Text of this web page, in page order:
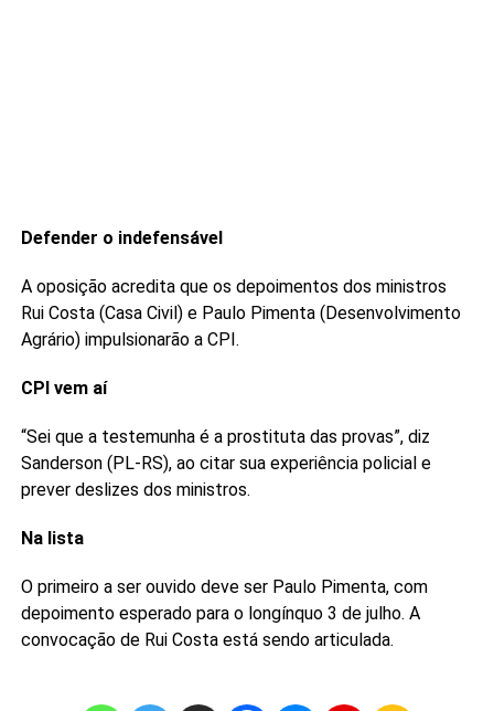
Defender o indefensável
A oposição acredita que os depoimentos dos ministros
Rui Costa (Casa Civil) e Paulo Pimenta (Desenvolvimento
Agrário) impulsionarão a CPI.
CPI vem aí
“Sei que a testemunha é a prostituta das provas”, diz
Sanderson (PL-RS), ao citar sua experiência policial e
prever deslizes dos ministros.
Na lista
O primeiro a ser ouvido deve ser Paulo Pimenta, com
depoimento esperado para o longínquo 3 de julho. A
convocação de Rui Costa está sendo articulada.